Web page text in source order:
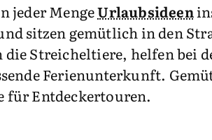
jeder MengeUrlaubsideen
sitzen gemütlich in den
Streicheltiere, helfen bei
Ferienunterkunft.
für Entdeckertouren.